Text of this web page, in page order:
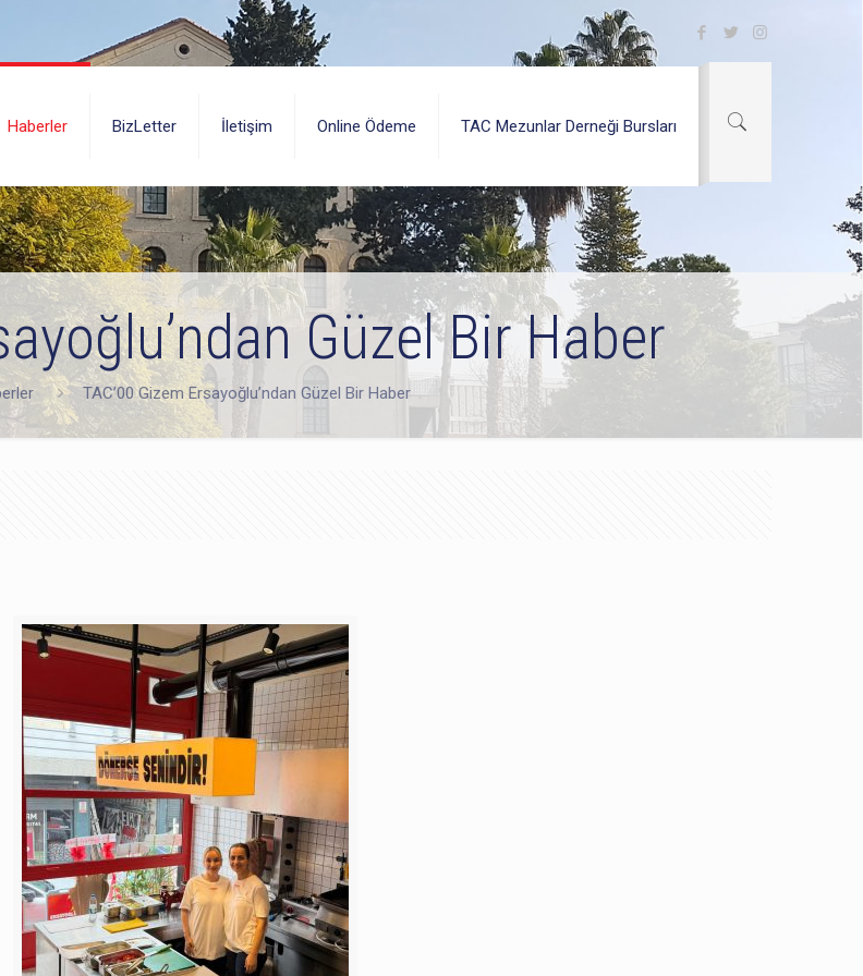
Haberler BizLetter İletişim Online Ödeme TAC Mezunlar Derneği Bursları
Güzel Bir Haber
TAC’00 Gizem Ersayoğlu’ndan Güzel Bir Haber